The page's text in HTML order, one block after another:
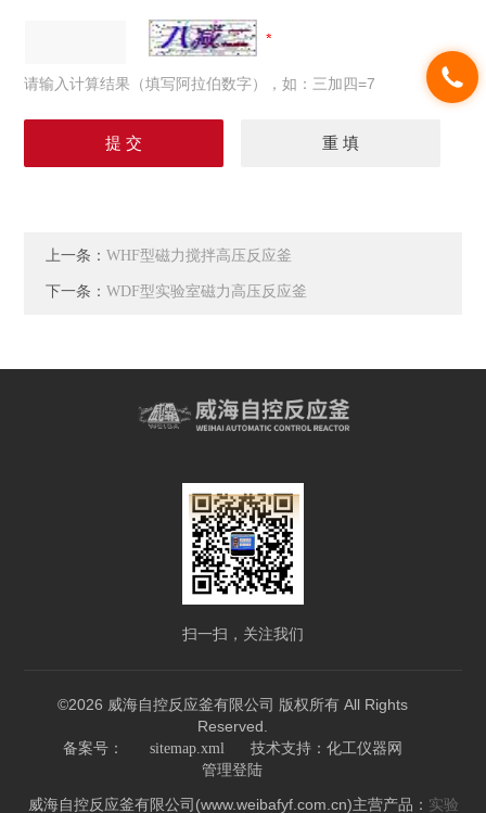
请输入计算结果（填写阿拉伯数字），如：三加四=7
上一条：WHF型磁力搅拌高压反应釜
下一条：WDF型实验室磁力高压反应釜
扫一扫，关注我们
©2026 威海自控反应釜有限公司 版权所有 All Rights
Reserved.
备案号： sitemap.xml 技术支持： 化工仪器网
管理登陆
威海自控反应釜有限公司(www.weibafyf.com.cn)主营产品： 实验